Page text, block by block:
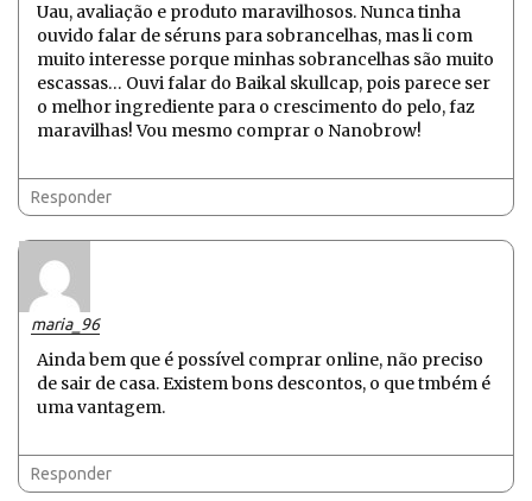
Uau, avaliação e produto maravilhosos. Nunca tinha
ouvido falar de séruns para sobrancelhas, mas li com
muito interesse porque minhas sobrancelhas são muito
escassas… Ouvi falar do Baikal skullcap, pois parece ser
o melhor ingrediente para o crescimento do pelo, faz
maravilhas! Vou mesmo comprar o Nanobrow!
Responder
maria_96
Ainda bem que é possível comprar online, não preciso
de sair de casa. Existem bons descontos, o que tmbém é
uma vantagem.
Responder